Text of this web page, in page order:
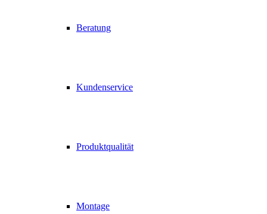
Beratung
Kundenservice
Produktqualität
Montage